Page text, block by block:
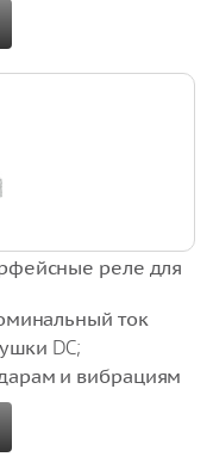
реле для
ток
DC;
и вибрациям